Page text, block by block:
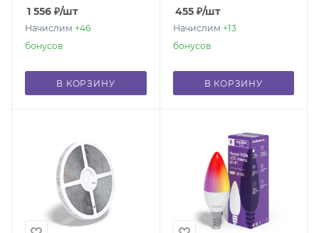
1 556 ₽/шт
Начислим +46
бонусов
В КОРЗИНУ
Bulb E27 10W
455₽/шт
Начислим +13
бонусов
В КОРЗИНУ